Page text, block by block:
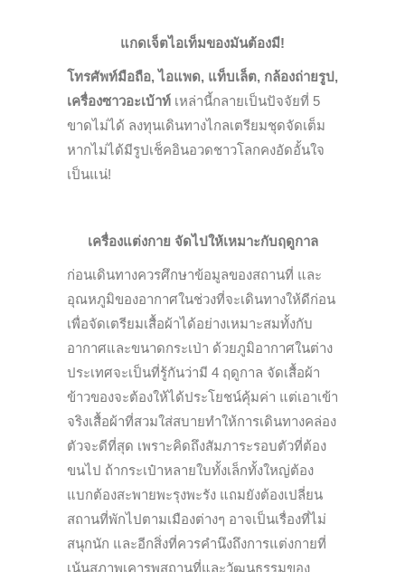
แกดเจ็ตไอเท็มของมันต้องมี!
โทรศัพท์มือถือ,ไอแพด, แท็บเล็ต, กล้องถ่ายรูป,
เครื่องซาวอะเบ้าท์ เหล่านี้กลายเป็นปัจจัยที่ 5
ขาดไม่ได้ ลงทุนเดินทางไกลเตรียมชุดจัดเต็ม
หากไม่ได้มีรูปเช็คอินอวดชาวโลกคงอัดอั้นใจ
เป็นแน่!
เครื่องแต่งกาย จัดไปให้เหมาะกับฤดูกาล
ก่อนเดินทางควรศึกษาข้อมูลของสถานที่ และ
อุณหภูมิของอากาศในช่วงที่จะเดินทางให้ดีก่อน
เพื่อจัดเตรียมเสื้อผ้าได้อย่างเหมาะสมทั้งกับ
อากาศและขนาดกระเป่า ด้วยภูมิอากาศในต่าง
ประเทศจะเป็นที่รู้กันว่ามี 4 ฤดูกาล จัดเสื้อผ้า
ข้าวของจะต้องให้ได้ประโยชน์คุ้มค่า แต่เอาเข้า
จริงเสื้อผ้าที่สวมใส่สบายทำให้การเดินทางคล่อง
ตัวจะดีที่สุด เพราะคิดถึงสัมภาระรอบตัวที่ต้อง
ขนไป ถ้ากระเป๋าหลายใบทั้งเล็กทั้งใหญ่ต้อง
แบกต้องสะพายพะรุงพะรัง แถมยังต้องเปลี่ยน
สถานที่พักไปตามเมืองต่างๆ อาจเป็นเรื่องที่ไม่
สนุกนัก และอีกสิ่งที่ควรคำนึงถึงการแต่งกายที่
เน้นสุภาพเคารพสถานที่และวัฒนธรรมของ